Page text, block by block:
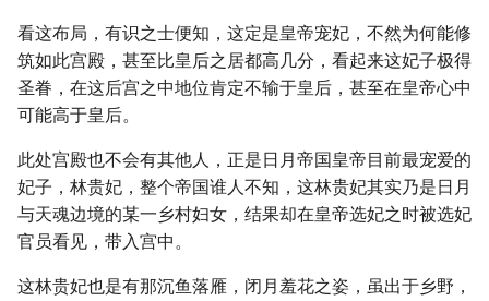
看这布局，有识之士便知，这定是皇帝宠妃，不然为何能修
筑如此宫殿，甚至比皇后之居都高几分，看起来这妃子极得
圣眷，在这后宫之中地位肯定不输于皇后，甚至在皇帝心中
可能高于皇后。
此处宫殿也不会有其他人，正是日月帝国皇帝目前最宠爱的
妃子，林贵妃，整个帝国谁人不知，这林贵妃其实乃是日月
与天魂边境的某一乡村妇女，结果却在皇帝选妃之时被选妃
官员看见，带入宫中。
这林贵妃也是有那沉鱼落雁，闭月羞花之姿，虽出于乡野，